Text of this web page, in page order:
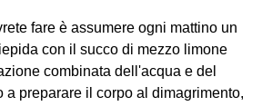
fare è assumere ogni mattino un
con il succo di mezzo limone
combinata dell'acqua e del
a preparare il corpo al dimagrimento,